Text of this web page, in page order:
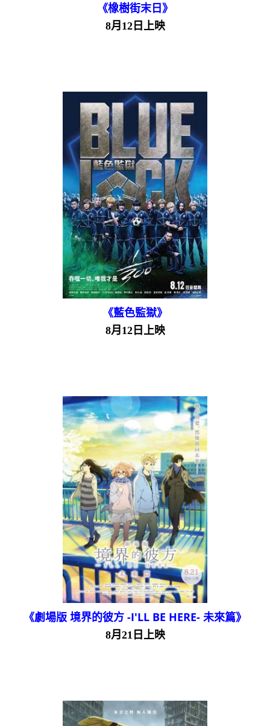
《橡樹街末日》
8月12日上映
《藍色監獄》
8月12日上映
《劇場版 境界的彼方 -I'LL BE HERE- 未來篇》
8月21日上映